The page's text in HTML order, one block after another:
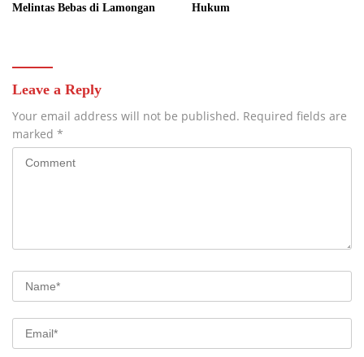
Melintas Bebas di Lamongan
Hukum
Leave a Reply
Your email address will not be published. Required fields are
marked *